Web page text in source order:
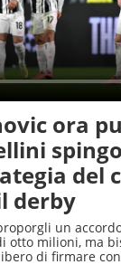
ora
del
derby
un
otto milioni, ma
di firmare